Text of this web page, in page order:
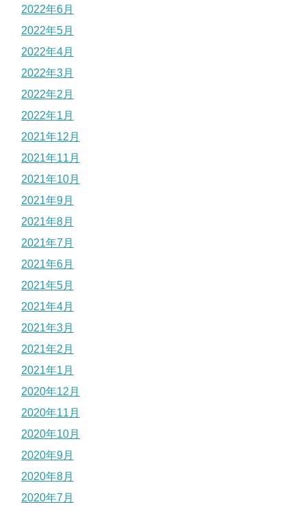
2022年6月
2022年5月
2022年4月
2022年3月
2022年2月
2022年1月
2021年12月
2021年11月
2021年10月
2021年9月
2021年8月
2021年7月
2021年6月
2021年5月
2021年4月
2021年3月
2021年2月
2021年1月
2020年12月
2020年11月
2020年10月
2020年9月
2020年8月
2020年7月